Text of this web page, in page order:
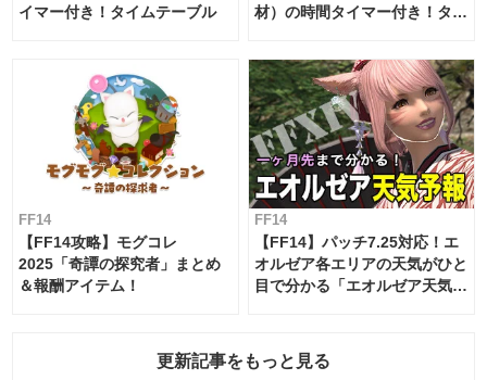
イマー付き！タイムテーブル
材）の時間タイマー付き！タイ
FF14
【FF14攻略】モグコレ
2025「奇譚の探究者」まとめ
＆報酬アイテム！
FF14
【FF14】パッチ7.25対応！エ
オルゼア各エリアの天気がひと
目で分かる「エオルゼア天気予
更新記事をもっと見る